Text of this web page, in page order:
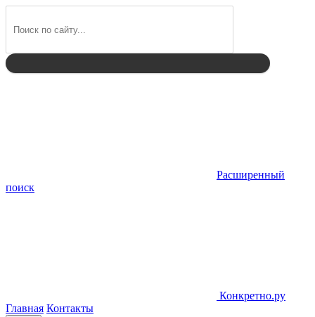
Расширенный
поиск
Конкретно.ру
Главная Контакты